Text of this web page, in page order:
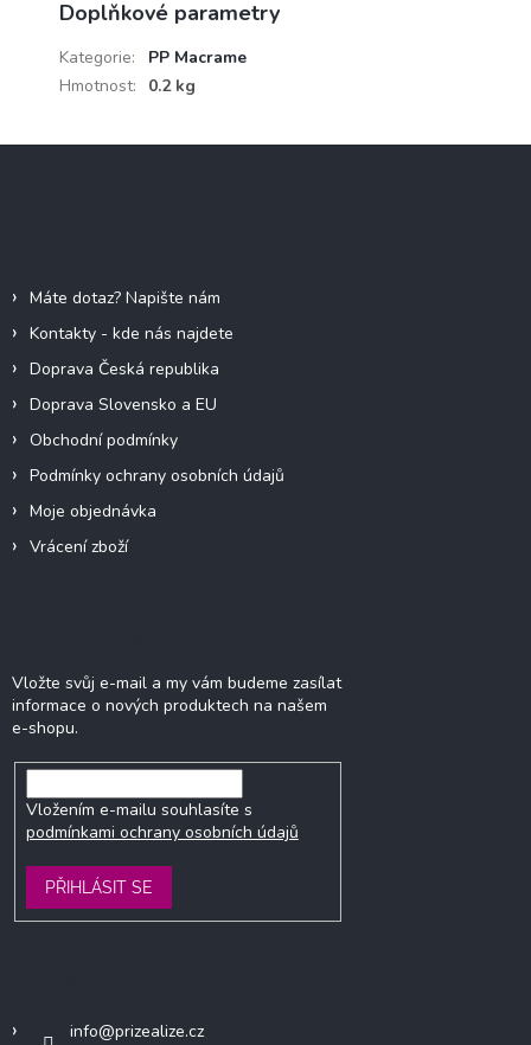
Doplňkové parametry
Kategorie:
PP Macrame
Hmotnost: 0.2 kg
Máte dotaz? Napište nám
Kontakty - kde nás najdete
Doprava Česká republika
Doprava Slovensko a EU
Obchodní podmínky
Podmínky ochrany osobních údajů
Moje objednávka
Vrácení zboží
Vložte svůj e-mail a my vám budeme zasílat
informace o nových produktech na našem
e-shopu.
Vložením e-mailu souhlasíte s
podmínkami ochrany osobních údajů
PŘIHLÁSIT SE
info@prizealize.cz